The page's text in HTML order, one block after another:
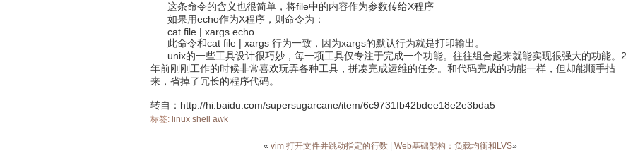
这条命令的含义也很简单，将file中的内容作为参数传给X程序
如果用echo作为X程序，则命令为：
cat file | xargs echo
此命令和cat file | xargs 行为一致，因为xargs的默认行为就是打印输出。
unix的一些工具设计很巧妙，每一项工具仅专注于完成一个功能。往往组合起来就能实现很强大的功能。2
年前刚刚工作的时候非常喜欢玩弄各种工具，拼凑完成运维的任务。和代码完成的功能一样，但却能顺手拈
来，省掉了冗长的程序代码。
转自：http://hi.baidu.com/supersugarcane/item/6c9731fb42bdee18e2e3bda5
标签: linux shell awk
« vim 打开文件并跳动指定的行数| Web基础架构：负载均衡和LVS»